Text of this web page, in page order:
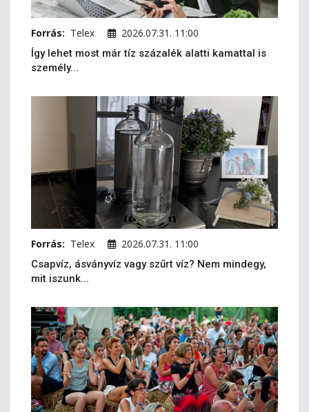
Forrás: Telex 2026.07.31. 11:00
Így lehet most már tíz százalék alatti kamattal is
személy...
Forrás: Telex 2026.07.31. 11:00
Csapvíz, ásványvíz vagy szűrt víz? Nem mindegy,
mit iszunk...